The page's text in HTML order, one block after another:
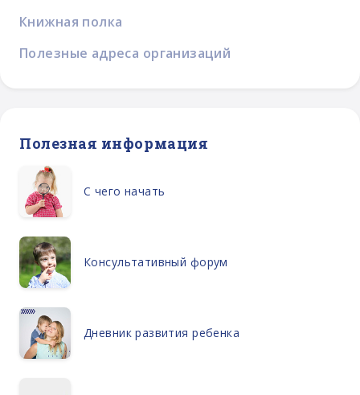
Книжная полка
Полезные адреса организаций
Полезная информация
С чего начать
Консультативный форум
Дневник развития ребенка